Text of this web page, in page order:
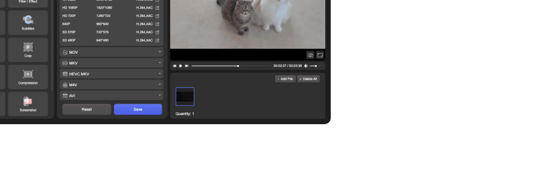
الرجاء إدخال عنوان بريد إلكتروني صالح.